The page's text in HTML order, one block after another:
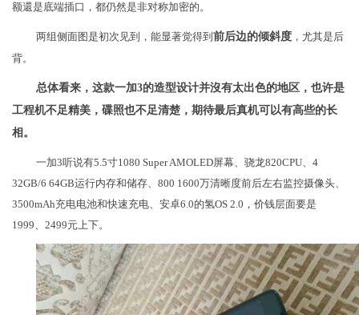
额還是底端插口，都仍然是非对称加密的。
两组侧面图是初次见到，能显著觉得到 前后边的倾斜度 ，尤其是后
背。
总体看来，这款一加3的造型设计并沒有太出色的地区，也许是
工程机不足精美，碟照也不足清楚，期待最后真机可以有高些的长
相。
一加3听说有5.5寸1080 Super AMOLED屏幕、骁龙820CPU、4
32GB/6 64GB运行内存和储存、800 1600万清晰度前后左右监控摄像头、
3500mAh充电电池和快速充电、安卓6.0的氢OS 2.0，价钱层面要是
1999、2499元上下。